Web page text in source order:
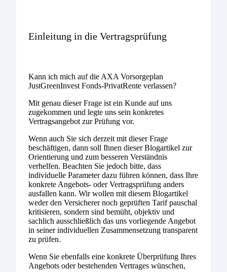
Einleitung in die Vertragsprüfung
Kann ich mich auf die AXA Vorsorgeplan
JustGreenInvest Fonds-PrivatRente verlassen?
Mit genau dieser Frage ist ein Kunde auf uns
zugekommen und legte uns sein konkretes
Vertragsangebot zur Prüfung vor.
Wenn auch Sie sich derzeit mit dieser Frage
beschäftigen, dann soll Ihnen dieser Blogartikel zur
Orientierung und zum besseren Verständnis
verhelfen. Beachten Sie jedoch bitte, dass
individuelle Parameter dazu führen können, dass Ihre
konkrete Angebots- oder Vertragsprüfung anders
ausfallen kann. Wir wollen mit diesem Blogartikel
weder den Versicherer noch geprüften Tarif pauschal
kritisieren, sondern sind bemüht, objektiv und
sachlich ausschließlich das uns vorliegende Angebot
in seiner individuellen Zusammensetzung transparent
zu prüfen.
Wenn Sie ebenfalls eine konkrete Überprüfung Ihres
Angebots oder bestehenden Vertrages wünschen,